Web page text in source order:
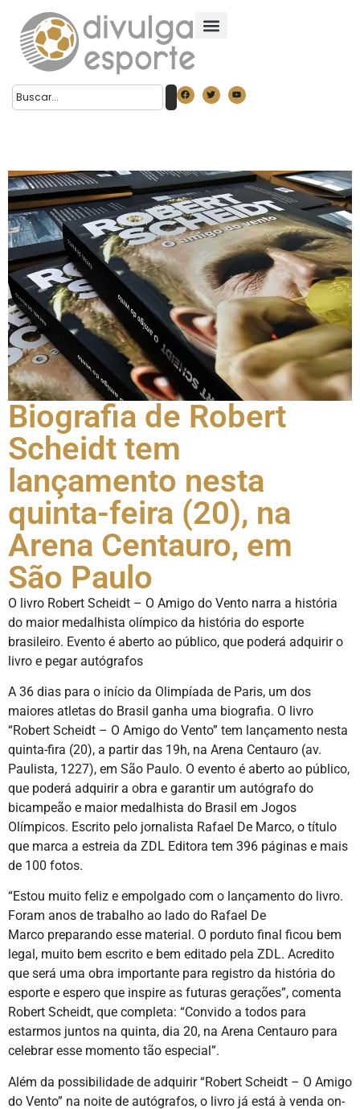
Biografia de Robert
Scheidt tem
lançamento nesta
quinta-feira (20), na
Arena Centauro, em
São Paulo
O livro Robert Scheidt – O Amigo do Vento narra a história
do maior medalhista olímpico da história do esporte
brasileiro. Evento é aberto ao público, que poderá adquirir o
livro e pegar autógrafos
A 36 dias para o início da Olimpíada de Paris, um dos
maiores atletas do Brasil ganha uma biografia. O livro
“Robert Scheidt – O Amigo do Vento” tem lançamento nesta
quinta-fira (20), a partir das 19h, na Arena Centauro (av.
Paulista, 1227), em São Paulo. O evento é aberto ao público,
que poderá adquirir a obra e garantir um autógrafo do
bicampeão e maior medalhista do Brasil em Jogos
Olímpicos. Escrito pelo jornalista Rafael De Marco, o título
que marca a estreia da ZDL Editora tem 396 páginas e mais
de 100 fotos.
“Estou muito feliz e empolgado com o lançamento do livro.
Foram anos de trabalho ao lado do Rafael De
Marco preparando esse material. O porduto final ficou bem
legal, muito bem escrito e bem editado pela ZDL. Acredito
que será uma obra importante para registro da história do
esporte e espero que inspire as futuras gerações”, comenta
Robert Scheidt, que completa: “Convido a todos para
estarmos juntos na quinta, dia 20, na Arena Centauro para
celebrar esse momento tão especial”.
Além da possibilidade de adquirir “Robert Scheidt – O Amigo
do Vento” na noite de autógrafos, o livro já está à venda on-